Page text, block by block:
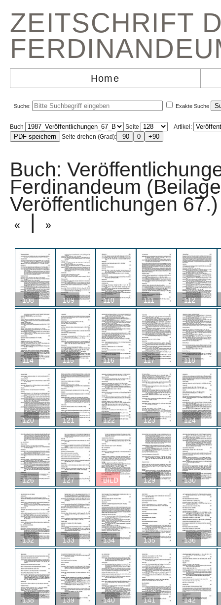
ZEITSCHRIFT
Home
Suche: Exakte Suche
Buch Seite
Artikel:
Seite drehen (Grad):
Buch:
Ferdinandeum
Veröffentlichungen
« | »
108 109 110 111 112
114 115 116 117 118
120 121 122 123 124
126 127 BILD 129 130
132 133 134 135 136
138 139 140 141 142